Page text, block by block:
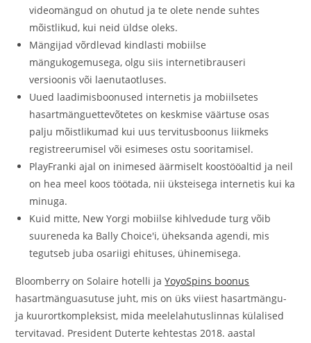
videomängud on ohutud ja te olete nende suhtes
mõistlikud, kui neid üldse oleks.
Mängijad võrdlevad kindlasti mobiilse
mängukogemusega, olgu siis internetibrauseri
versioonis või laenutaotluses.
Uued laadimisboonused internetis ja mobiilsetes
hasartmänguettevõtetes on keskmise väärtuse osas
palju mõistlikumad kui uus tervitusboonus liikmeks
registreerumisel või esimeses ostu sooritamisel.
PlayFranki ajal on inimesed äärmiselt koostööaltid ja neil
on hea meel koos töötada, nii üksteisega internetis kui ka
minuga.
Kuid mitte, New Yorgi mobiilse kihlvedude turg võib
suureneda ka Bally Choice'i, üheksanda agendi, mis
tegutseb juba osariigi ehituses, ühinemisega.
Bloomberry on Solaire hotelli jaYoyoSpins boonus
hasartmänguasutuse juht, mis on üks viiest hasartmängu-
ja kuurortkompleksist, mida meelelahutuslinnas külalised
tervitavad. President Duterte kehtestas 2018. aastal